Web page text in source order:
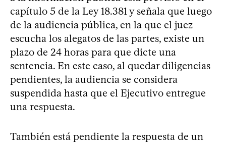
capítulo 5 de la Ley 18.381 y señala que luego
de la audiencia pública, en la que el juez
escucha los alegatos de las partes, existe un
plazo de 24 horas para que dicte una
sentencia. En este caso, al quedar diligencias
pendientes, la audiencia se considera
suspendida hasta que el Ejecutivo entregue
una respuesta.
También está pendiente la respuesta de un